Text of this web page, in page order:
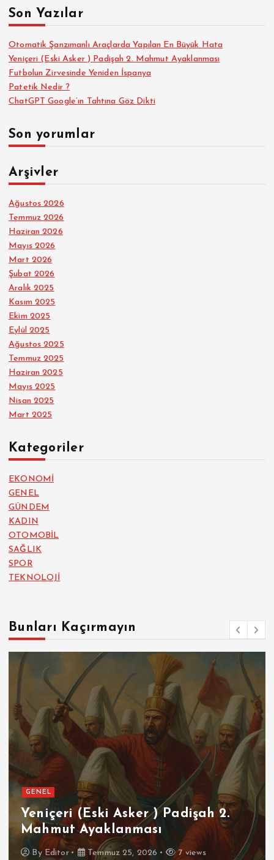
:Son Yazılar
Otomatik Şanzımanlı Araçlarda Yapılan En Büyük Hata
Yeniçeri (Eski Asker ) Padişah 2. Mahmut Ayaklanması
Futbolun Zirvesinde Yeniden İspanya
Patetik Nedir ?
ChatGPT Google’ın Tahtına Göz Dikti
Son yorumlar
Arşivler
Ağustos 2026
Temmuz 2026
Haziran 2026
Mayıs 2026
Mart 2026
Şubat 2026
Aralık 2025
Kasım 2025
Ekim 2025
Eylül 2025
Ağustos 2025
Temmuz 2025
Haziran 2025
Mayıs 2025
Nisan 2025
Mart 2025
Kategoriler
EKONOMİ
GENEL
GÜNDEM
KADIN
OTOMOBİL
SAĞLIK
SPOR
TEKNOLOJİ
Bunları Kaçırmayın
GENEL
Yeniçeri (Eski Asker ) Padişah 2.
Mahmut Ayaklanması
ByEditor Temmuz 25, 2026 7 views